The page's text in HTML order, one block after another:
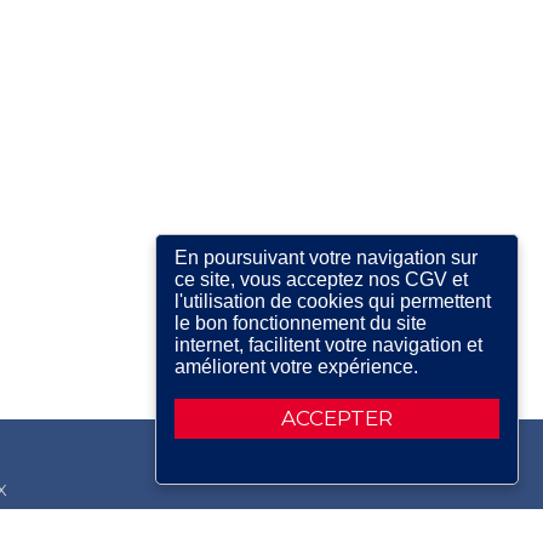
ACCEPTER
En poursuivant votre navigation sur
ce site, vous acceptez nos CGV et
l'utilisation de cookies qui permettent
le bon fonctionnement du site
internet, facilitent votre navigation et
améliorent votre expérience.